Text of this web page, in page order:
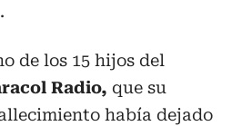
de los 15 hijos del
Radio, que su
había dejado